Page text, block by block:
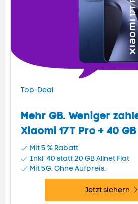
Mehr GB. Weniger
Xiaomi 17T Pro + 40 GB
Mit 5 % Rabatt
Inkl. 40 statt 20 GBAllnet Flat
Mit 5G. Ohne Aufpreis.
Jetzt sichern
Top-Deal